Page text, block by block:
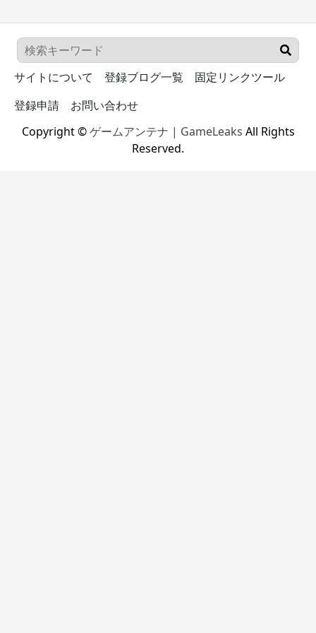
サイトについて 登録ブログ一覧
固定リンクツール
登録申請
お問い合わせ
Copyright ©ゲームアンテナ | GameLeaks All Rights
Reserved.